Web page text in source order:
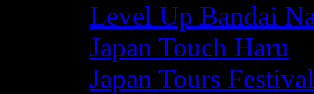
Level Up Bandai
Japan Touch Haru
Japan Tours Festival